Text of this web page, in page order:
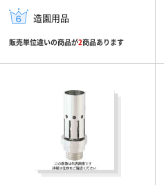
造園用品
販売単位違いの商品が2商品あります